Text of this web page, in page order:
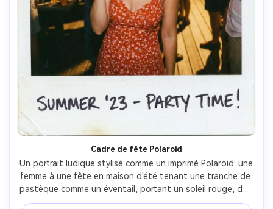
Cadre de fête Polaroid
Un portrait ludique stylisé comme un imprimé Polaroid: une
femme à une fête en maison d'été tenant une tranche de
pastèque comme un éventail, portant un soleil rouge, des
lumières de fée en arrière-plan, une lueur chaude de